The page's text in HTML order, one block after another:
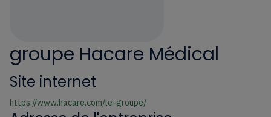
groupe Hacare Médical
Site internet
https://www.hacare.com/le-groupe/